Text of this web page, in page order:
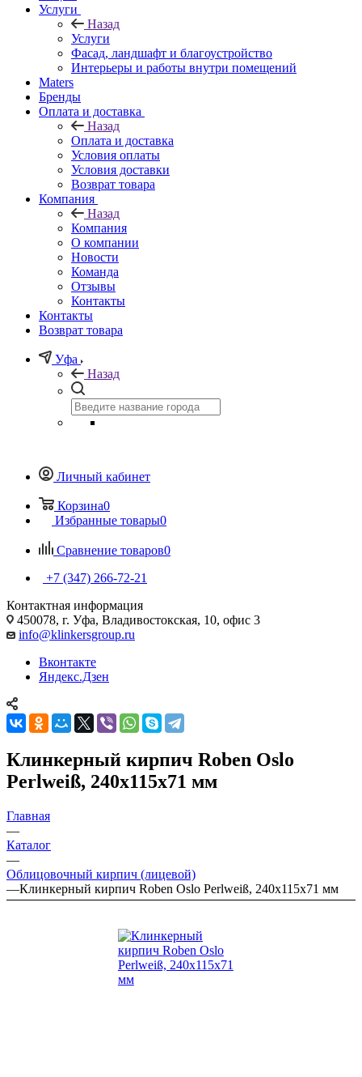
Услуги
Назад
Услуги
Фасад, ландшафт и благоустройство
Интерьеры и работы внутри помещений
Maters
Бренды
Оплата и доставка
Назад
Оплата и доставка
Условия оплаты
Условия доставки
Возврат товара
Компания
Назад
Компания
О компании
Новости
Команда
Отзывы
Контакты
Контакты
Возврат товара
Уфа
Назад
Личный кабинет
Корзина0
Избранные товары0
Сравнение товаров0
+7 (347) 266-72-21
Контактная информация
450078, г. Уфа, Владивостокская, 10, офис 3
info@klinkersgroup.ru
Вконтакте
Яндекс.Дзен
Клинкерный кирпич Roben Oslo
Perlweiß, 240х115х71 мм
Главная
—
Каталог
—
Облицовочный кирпич (лицевой)
—Клинкерный кирпич Roben Oslo Perlweiß, 240х115х71 мм